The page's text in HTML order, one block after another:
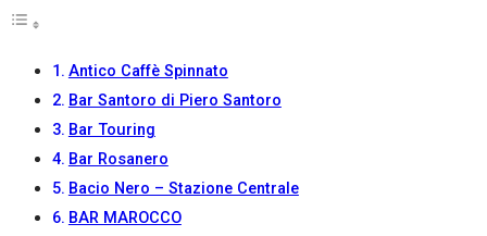
Antico Caffè Spinnato
Bar Santoro di Piero Santoro
Bar Touring
Bar Rosanero
Bacio Nero – Stazione Centrale
BAR MAROCCO